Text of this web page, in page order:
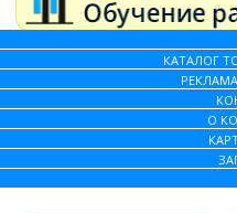
КАТАЛОГ
О